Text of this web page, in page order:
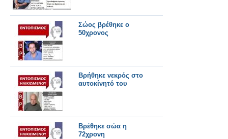
Σώος βρέθηκε ο
50χρονος
Βρήθηκε νεκρός στο
αυτοκίνητό του
Βρέθηκε σώα η
72χρονη